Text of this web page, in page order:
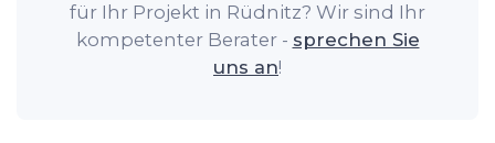
für Ihr Projekt in Rüdnitz? Wir sind Ihr
kompetenter Berater - sprechen Sie
uns an!